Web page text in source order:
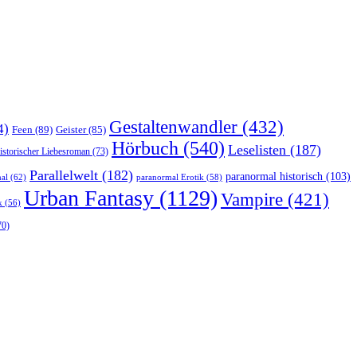
Feen (89) Geister(85) Gestaltenwandler (432)
Liebesroman (73) Hörbuch (540) Leselisten (187)
(62) Parallelwelt (182) paranormal Erotik (58) paranormal historisch (103)
(56) Urban Fantasy (1129) Vampire (421)